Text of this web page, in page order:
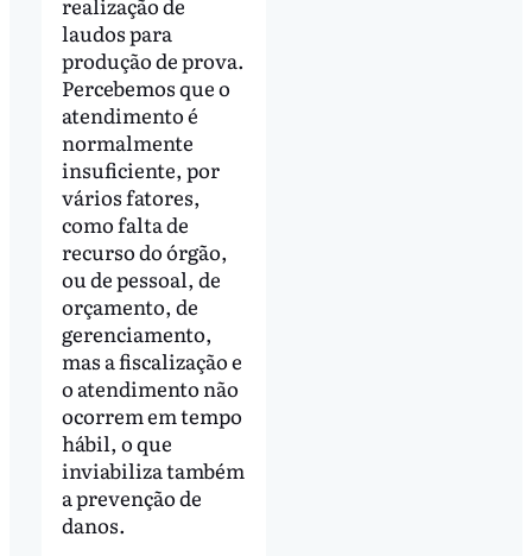
laudos para
produção de prova.
Percebemos que o
atendimento é
normalmente
insuficiente, por
vários fatores,
como falta de
recurso do órgão,
ou de pessoal, de
orçamento, de
gerenciamento,
mas a fiscalização e
o atendimento não
ocorrem em tempo
hábil, o que
inviabiliza também
a prevenção de
danos.